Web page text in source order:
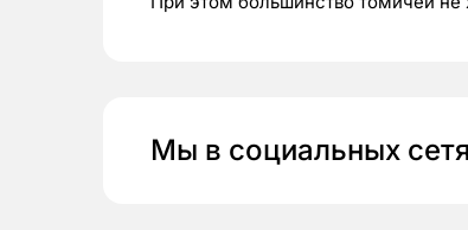
Мы в социальных